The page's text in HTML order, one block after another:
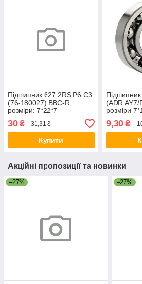
Підшипник 627 2RS P6 C3
(76-180027) BBC-R,
розміри: 7*22*7
30 ₴ 31,31 ₴
Купити
розміри
9,30₴
Акційні пропозиції та новинки
–27% –27%